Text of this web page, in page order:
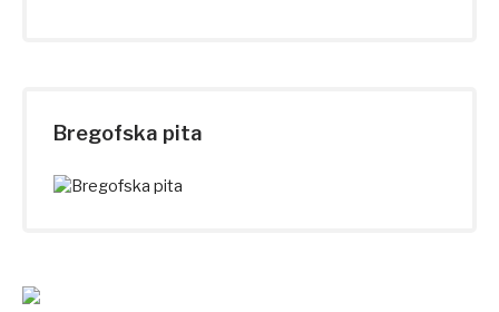
Bregofska pita